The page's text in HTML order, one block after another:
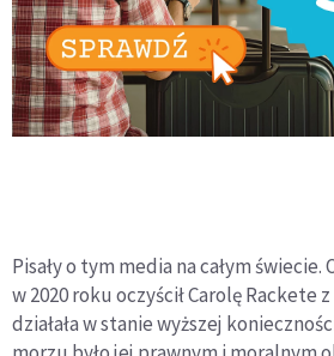
Pisały o tym media na całym świecie.
w 2020 roku oczyścił Carolę Rackete
działała w stanie wyższej